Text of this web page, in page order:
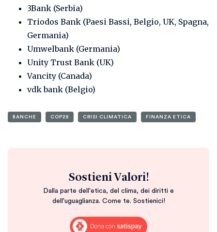
3Bank (Serbia)
Triodos Bank (Paesi Bassi, Belgio, UK, Spagna,
Germania)
Umwelbank (Germania)
Unity Trust Bank (UK)
Vancity (Canada)
vdk bank (Belgio)
BANCHE COP29 CRISI CLIMATICA FINANZA ETICA
Sostieni Valori!
Dalla parte dell'etica, del clima, dei diritti e
dell'uguaglianza. Come te. Sostienici!